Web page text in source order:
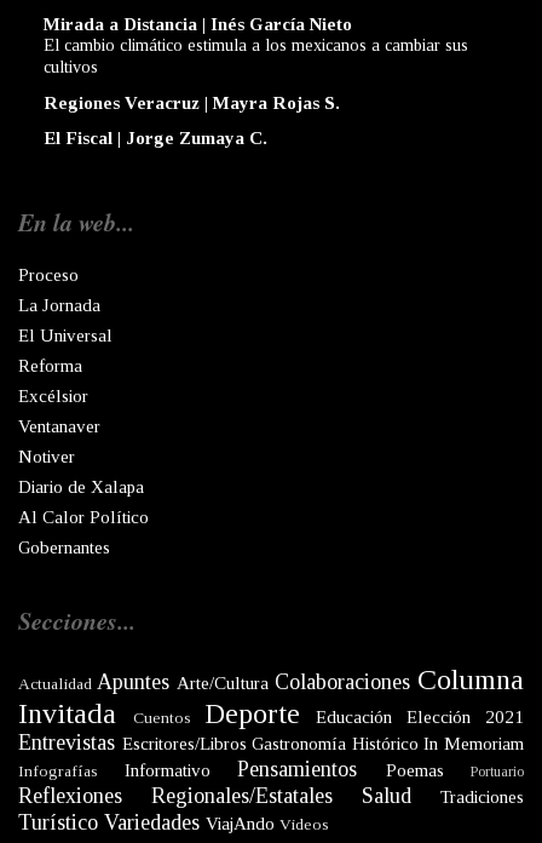
Mirada a Distancia | Inés García Nieto
El cambio climático estimula a los mexicanos a cambiar sus
cultivos
Regiones Veracruz | Mayra Rojas S.
El Fiscal | Jorge Zumaya C.
En la web...
Proceso
La Jornada
El Universal
Reforma
Excélsior
Ventanaver
Notiver
Diario de Xalapa
Al Calor Político
Gobernantes
Secciones...
Actualidad Apuntes Arte/Cultura Colaboraciones Columna
Invitada
Cuentos Deporte Educación Elección 2021
Entrevistas Escritores/Libros Gastronomía Histórico In Memoriam
Infografías Informativo Pensamientos Poemas Portuario
Reflexiones Regionales/Estatales Salud Tradiciones
Turístico Variedades ViajAndo Videos